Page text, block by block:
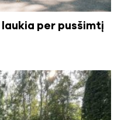
laukia per pusšimtį